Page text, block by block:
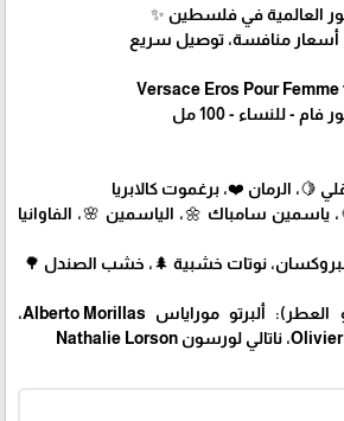
العالمية في فلسطين ✨
Versace Eros Pour
- للنساء - 100 مل
🍋، الرمان ❤️، برغموت كالابريا
ياسمين سامباك 🌼، الياسمين 🌸، الفاوانيا
نوتات خشبية 🌲، خشب الصندل 🌳
📝 العطّارون (مصممو العطر): ألبرتو موراياس Alberto Morillas،